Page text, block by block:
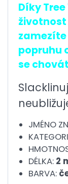
Díky
popruhu
se
JMÉNO
DÉLKA: 2
BARVA: